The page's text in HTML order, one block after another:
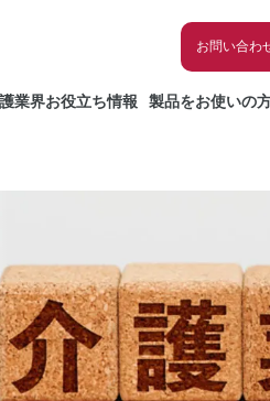
業界お役立ち情報 製品をお使いの
お問い合わ